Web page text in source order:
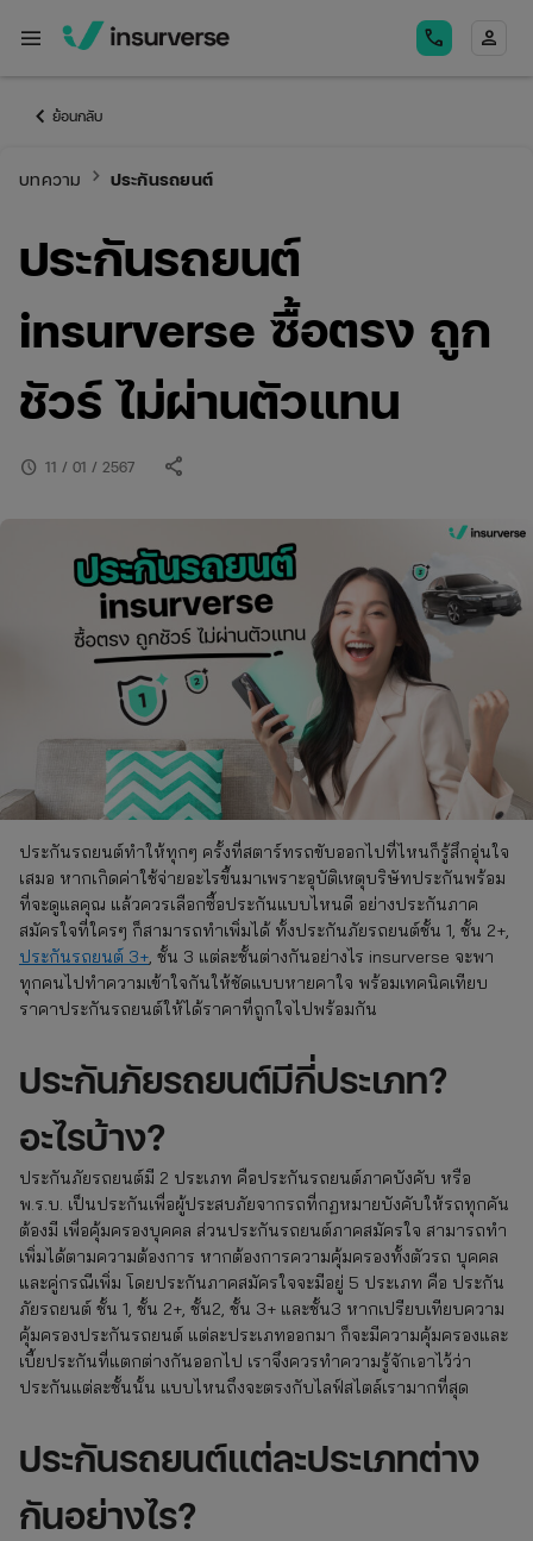
menu call person
keyboard_arrow_left ย้อนกลับ
บทความ keyboard_arrow_right ประกันรถยนต์
ประกันรถยนต์
insurverse ซื้อตรง ถูก
ชัวร์ ไม่ผ่านตัวแทน
schedule 11 / 01 / 2567 share
ประกันรถยนต์ทำให้ทุกๆ ครั้งที่สตาร์ทรถขับออกไปที่ไหนก็รู้สึกอุ่นใจ
เสมอ หากเกิดค่าใช้จ่ายอะไรขึ้นมาเพราะอุบัติเหตุบริษัทประกันพร้อม
ที่จะดูแลคุณ แล้วควรเลือกซื้อประกันแบบไหนดี อย่างประกันภาค
สมัครใจที่ใครๆ ก็สามารถทำเพิ่มได้ ทั้งประกันภัยรถยนต์ชั้น 1, ชั้น 2+,
ประกันรถยนต์ 3+ , ชั้น 3 แต่ละชั้นต่างกันอย่างไร insurverse จะพา
ทุกคนไปทำความเข้าใจกันให้ชัดแบบหายคาใจ พร้อมเทคนิคเทียบ
ราคาประกันรถยนต์ให้ได้ราคาที่ถูกใจไปพร้อมกัน
ประกันภัยรถยนต์มีกี่ประเภท?
อะไรบ้าง?
ประกันภัยรถยนต์มี 2 ประเภท คือประกันรถยนต์ภาคบังคับ หรือ
พ.ร.บ. เป็นประกันเพื่อผู้ประสบภัยจากรถที่กฏหมายบังคับให้รถทุกคัน
ต้องมี เพื่อคุ้มครองบุคคล ส่วนประกันรถยนต์ภาคสมัครใจ สามารถทำ
เพิ่มได้ตามความต้องการ หากต้องการความคุ้มครองทั้งตัวรถ บุคคล
และคู่กรณีเพิ่ม โดยประกันภาคสมัครใจจะมีอยู่ 5 ประเภท คือ ประกัน
ภัยรถยนต์ ชั้น 1, ชั้น 2+, ชั้น2, ชั้น 3+ และชั้น3 หากเปรียบเทียบความ
คุ้มครองประกันรถยนต์ แต่ละประเภทออกมา ก็จะมีความคุ้มครองและ
เบี้ยประกันที่แตกต่างกันออกไป เราจึงควรทำความรู้จักเอาไว้ว่า
ประกันแต่ละชั้นนั้น แบบไหนถึงจะตรงกับไลฟ์สไตล์เรามากที่สุด
ประกันรถยนต์แต่ละประเภทต่าง
กันอย่างไร?